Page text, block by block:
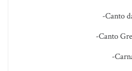
-Canto
-Canto
-